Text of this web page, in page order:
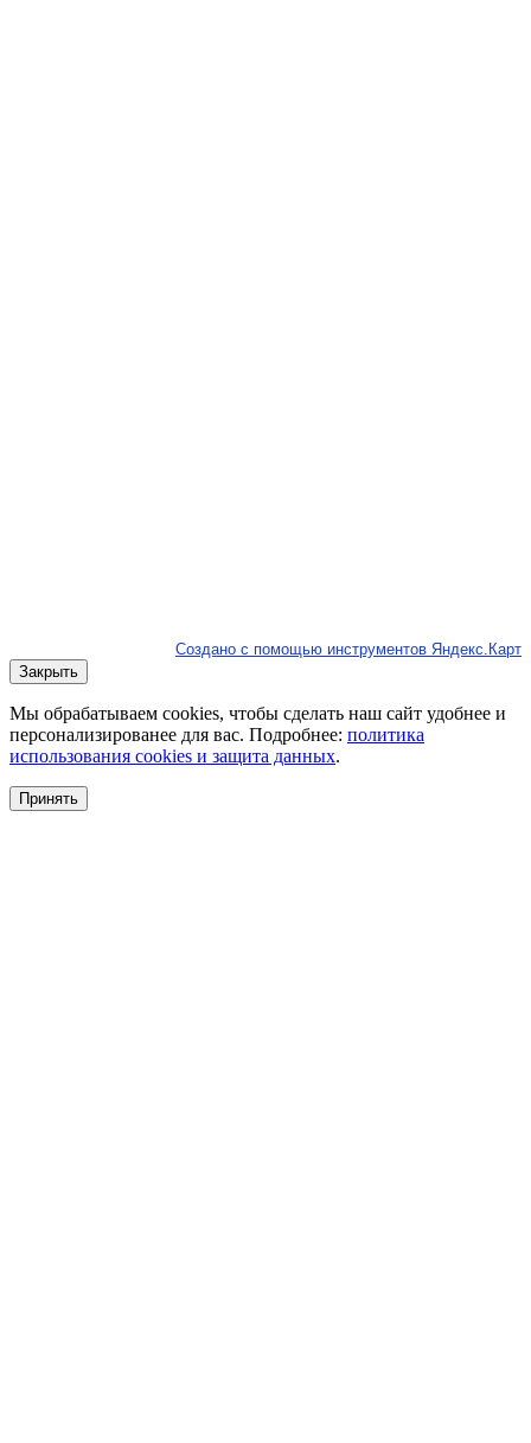
Создано с помощью инструментов Яндекс.Карт
Закрыть
Мы обрабатываем cookies, чтобы сделать наш сайт удобнее и
персонализированее для вас. Подробнее: политика
использования cookies и защита данных.
Принять